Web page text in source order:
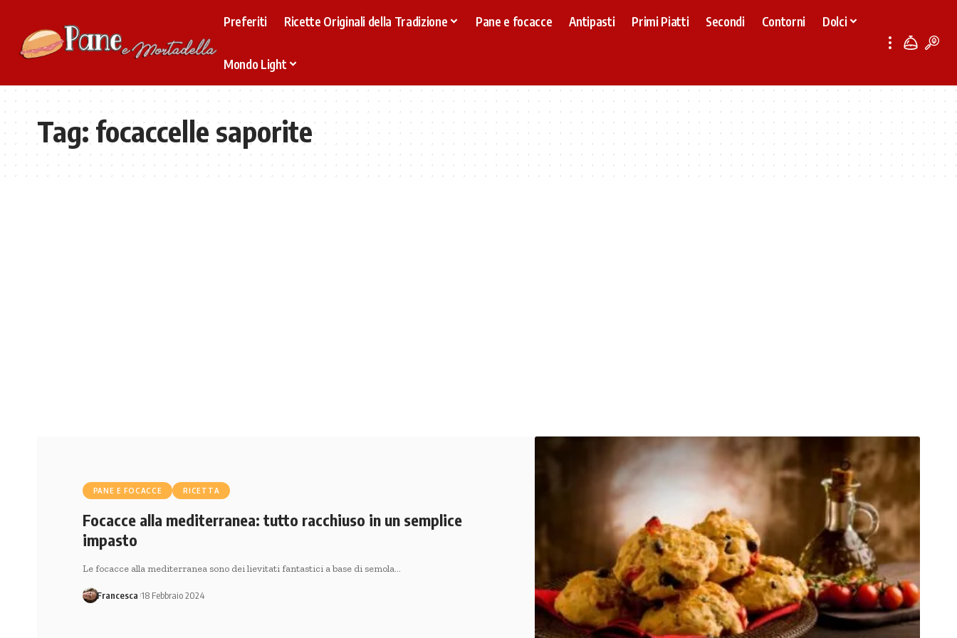
Preferiti Ricette Originali della Tradizione Pane e focacce Antipasti Primi Piatti Secondi Contorni Dolci
Mondo Light
Tag:focaccelle saporite
PANE E FOCACCE RICETTA
Focacce alla mediterranea: tutto racchiuso in un semplice
impasto
Le focacce alla mediterranea sono dei lievitati fantastici a base di semola…
Francesca 18 Febbraio 2024